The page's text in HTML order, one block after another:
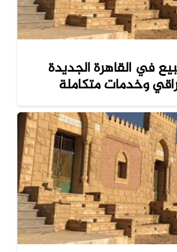
في القاهرة الجديدة
وخدمات متكاملة